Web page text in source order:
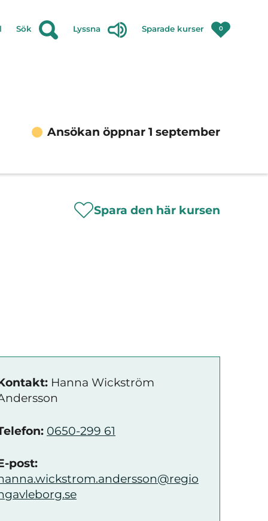
Sök Lyssna Sparade kurser 0
Ansökan öppnar 1 september
Spara den här kursen
Hanna Wickström
0650-299 61
post: